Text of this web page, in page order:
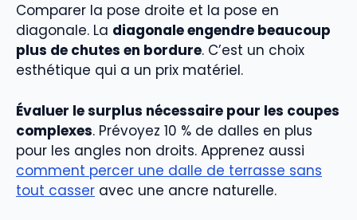
Comparer la pose droite et la pose en
diagonale. La diagonale engendre beaucoup
plus de chutes en bordure. C’est un choix
esthétique qui a un prix matériel.
Évaluer le surplus nécessaire pour les coupes
complexes. Prévoyez 10 % de dalles en plus
pour les angles non droits. Apprenez aussi
comment percer une dalle de terrasse sans
tout casser avec une ancre naturelle.